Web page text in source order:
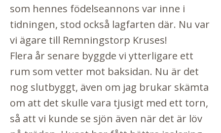
som hennes födelseannons var inne i
tidningen, stod också lagfarten där. Nu var
vi ägare till Remningstorp Kruses!
Flera år senare byggde vi ytterligare ett
rum som vetter mot baksidan. Nu är det
nog slutbyggt, även om jag brukar skämta
om att det skulle vara tjusigt med ett torn,
så att vi kunde se sjön även när det är löv